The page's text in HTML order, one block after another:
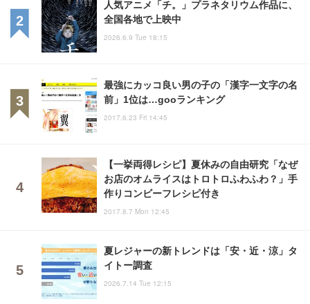
人気アニメ「チ。」プラネタリウム作品に、
全国各地で上映中
2026.6.9 Tue 18:15
最強にカッコ良い男の子の「漢字一文字の名
前」1位は…gooランキング
2017.6.23 Fri 14:45
【一挙両得レシピ】夏休みの自由研究「なぜ
お店のオムライスはトロトロふわふわ？」手
作りコンビーフレシピ付き
2017.8.7 Mon 12:45
夏レジャーの新トレンドは「安・近・涼」タ
イトー調査
2026.7.14 Tue 12:15